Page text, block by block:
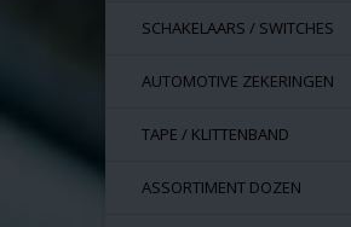
SCHAKELAARS / SWITCHES
AUTOMOTIVE ZEKERINGEN
TAPE / KLITTENBAND
ASSORTIMENT DOZEN